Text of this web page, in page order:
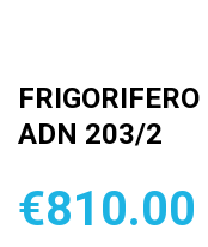
ADN 203/2
€810.00